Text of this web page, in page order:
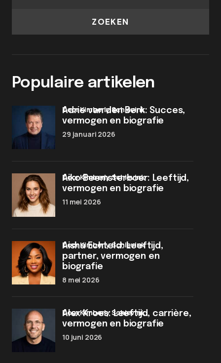
ZOEKEN
Populaire artikelen
Adrie van den Berk: Succes,
vermogen en biografie
door Kimberly Schievink
29 januari 2026
Aiko Beemsterboer: Leeftijd,
vermogen en biografie
door Kimberly Schievink
11 mei 2026
Aisha Echteld: Leeftijd,
partner, vermogen en
biografie
door Kimberly Schievink
8 mei 2026
Alex Kroes: Leeftijd, carrière,
vermogen en biografie
door Kimberly Schievink
10 juni 2026